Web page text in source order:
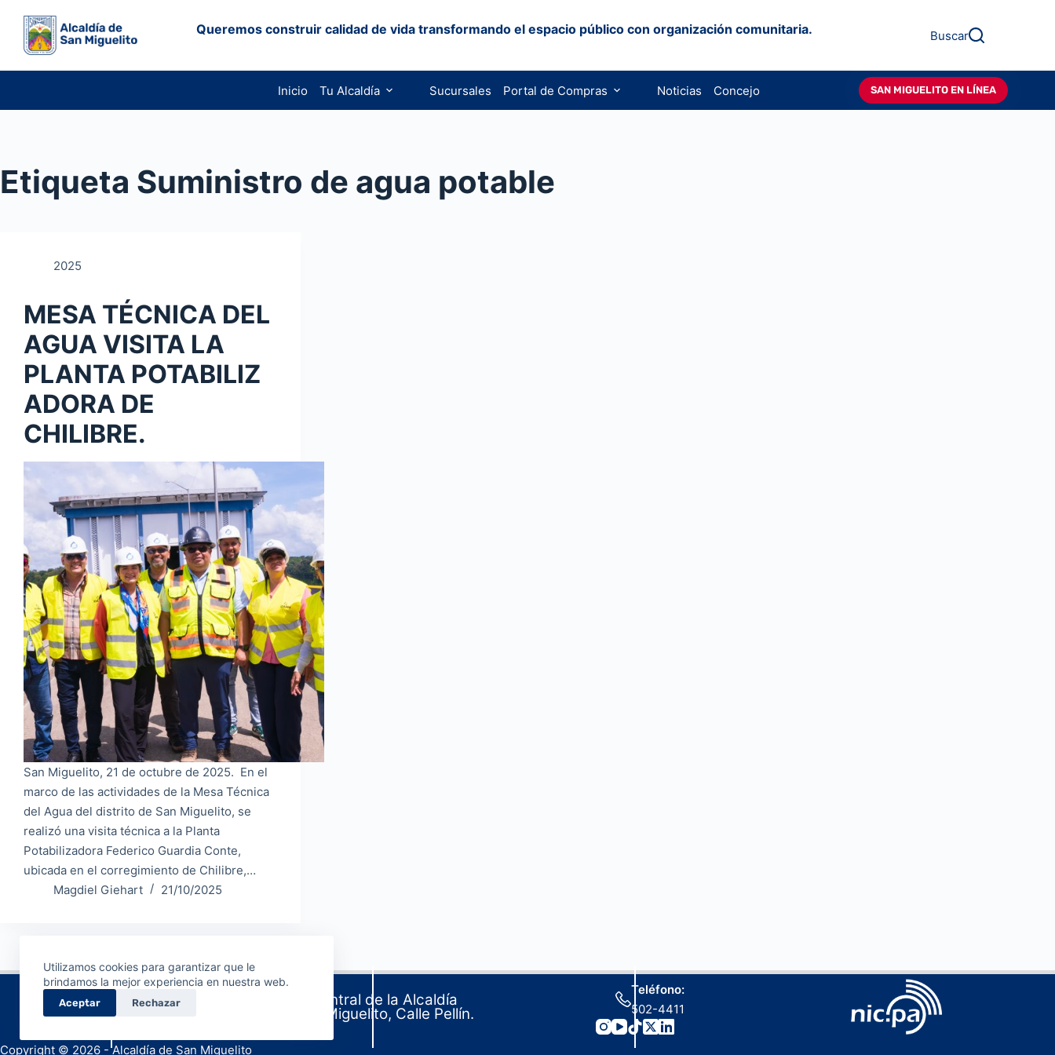
contenido
Utilizamos cookies para garantizar que le
brindamos la mejor experiencia en nuestra web.
Aceptar Rechazar
Queremos construir calidad de vida transformando el espacio público con organización comunitaria. Buscar
Inicio Tu Alcaldía Sucursales Portal de Compras Noticias Concejo SAN MIGUELITO EN LÍNEA
Etiqueta Suministro de agua potable
2025
MESA TÉCNICA DEL
AGUA VISITA LA
PLANTA POTABILIZ
ADORA DE
CHILIBRE.
San Miguelito, 21 de octubre de 2025. En el
marco de las actividades de la Mesa Técnica
del Agua del distrito de San Miguelito, se
realizó una visita técnica a la Planta
Potabilizadora Federico Guardia Conte,
ubicada en el corregimiento de Chilibre,…
Magdiel Giehart
21/10/2025
Sede central de la Alcaldía
de San Miguelito, Calle Pellín.
Teléfono:
502-4411
Copyright © 2026 - Alcaldía de San Miguelito